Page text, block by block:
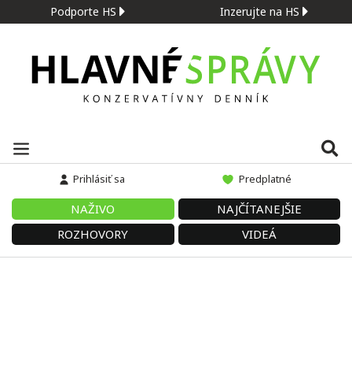
Podporte HS Inzerujte na HS
Prihlásiť sa Predplatné
NAŽIVO
NAJČÍTANEJŠIE
ROZHOVORY
VIDEÁ